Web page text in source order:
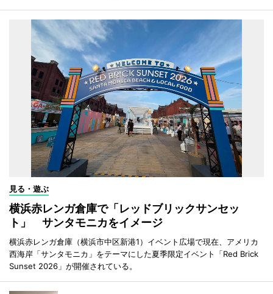
見る・遊ぶ
横浜赤レンガ倉庫で「レッドブリックサンセッ
ト」 サンタモニカをイメージ
横浜赤レンガ倉庫（横浜市中区新港1）イベント広場で現在、アメリカ
西海岸「サンタモニカ」をテーマにした夏季限定イベント「Red Brick
Sunset 2026」が開催されている。